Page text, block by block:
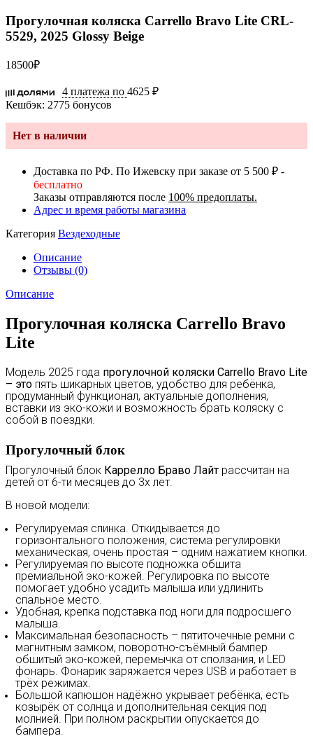
Прогулочная коляска Carrello Bravo Lite CRL-
5529, 2025 Glossy Beige
18500₽
4 платежа по 4625 ₽
Кешбэк: 2775 бонусов
Нет в наличии
Доставка по РФ. По Ижевску при заказе от 5 500 ₽ -
бесплатно
Заказы отправляются после 100% предоплаты.
Адрес и время работы магазина
Категория Вездеходные
Описание
Отзывы (0)
Описание
Прогулочная коляска Carrello Bravo
Lite
Модель 2025 года прогулочной коляски Carrello Bravo Lite
– это пять шикарных цветов, удобство для ребёнка,
продуманный функционал, актуальные дополнения,
вставки из эко-кожи и возможность брать коляску с
собой в поездки.
Прогулочный блок
Прогулочный блок Каррелло Браво Лайт рассчитан на
детей от 6-ти месяцев до 3х лет.
В новой модели:
Регулируемая спинка. Откидывается до
горизонтального положения, система регулировки
механическая, очень простая – одним нажатием кнопки.
Регулируемая по высоте подножка обшита
премиальной эко-кожей. Регулировка по высоте
помогает удобно усадить малыша или удлинить
спальное место.
Удобная, крепка подставка под ноги для подросшего
малыша.
Максимальная безопасность – пятиточечные ремни с
магнитным замком, поворотно-съёмный бампер
обшитый эко-кожей, перемычка от сползания, и LED
фонарь. Фонарик заряжается через USB и работает в
трёх режимах.
Большой капюшон надёжно укрывает ребёнка, есть
козырёк от солнца и дополнительная секция под
молнией. При полном раскрытии опускается до
бампера.